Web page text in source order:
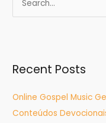
e
c
f
o
Recent Posts
Online Gospel Music
Conteúdos